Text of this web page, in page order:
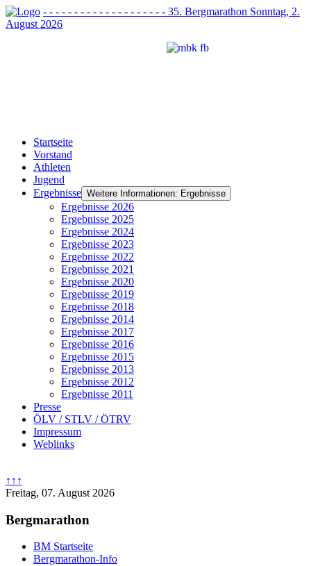
- - - - - - - - - - - - - - - - - - - - 35. Bergmarathon Sonntag, 2.
August 2026
Startseite
Vorstand
Athleten
Jugend
Ergebnisse Weitere Informationen: Ergebnisse
Ergebnisse 2026
Ergebnisse 2025
Ergebnisse 2024
Ergebnisse 2023
Ergebnisse 2022
Ergebnisse 2021
Ergebnisse 2020
Ergebnisse 2019
Ergebnisse 2018
Ergebnisse 2014
Ergebnisse 2017
Ergebnisse 2016
Ergebnisse 2015
Ergebnisse 2013
Ergebnisse 2012
Ergebnisse 2011
Presse
ÖLV / STLV / ÖTRV
Impressum
Weblinks
↑↑↑
Freitag, 07. August 2026
Bergmarathon
BM Startseite
Bergmarathon-Info